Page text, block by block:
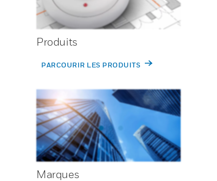
Produits
PARCOURIR LES PRODUITS
Marques